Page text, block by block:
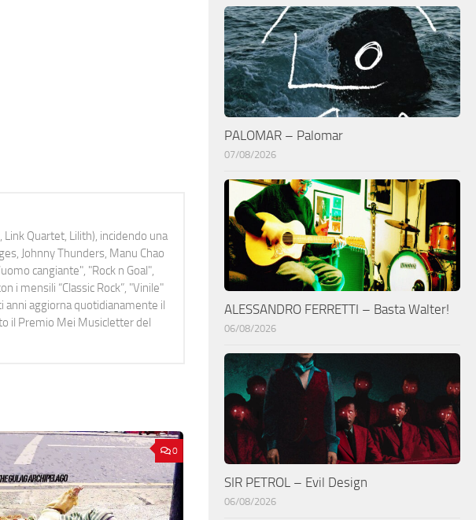
Quartet, Lilith), incidendo una
Johnny Thunders, Manu Chao
cangiante", "Rock n Goal",
i mensili “Classic Rock”, "Vinile"
anni aggiorna quotidianamente il
il Premio Mei Musicletter del
0
PALOMAR – Palomar
07/08/2026
ALESSANDRO FERRETTI – Basta Walter!
06/08/2026
SIR PETROL – Evil Design
06/08/2026